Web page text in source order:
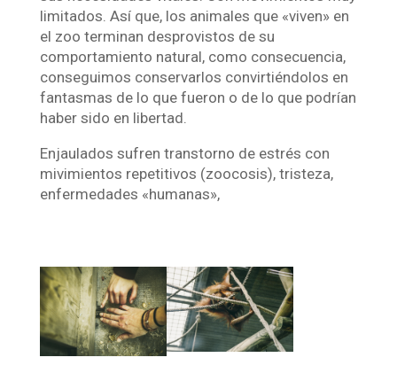
limitados. Así que, los animales que «viven» en
el zoo terminan desprovistos de su
comportamiento natural, como consecuencia,
conseguimos conservarlos convirtiéndolos en
fantasmas de lo que fueron o de lo que podrían
haber sido en libertad.
Enjaulados sufren transtorno de estrés con
mivimientos repetitivos (zoocosis), tristeza,
enfermedades «humanas»,